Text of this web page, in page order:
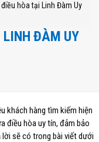
hòa tại Linh Đàm Uy
LINH ĐÀM UY
khách hàng tìm kiếm hiện
điều hòa uy tín, đảm bảo
lời sẽ có trong bài viết dưới